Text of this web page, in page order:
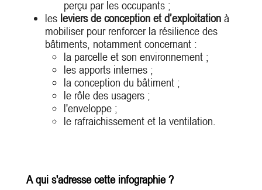
perçu par les occupants ;
les leviers de conception et d’exploitationà
mobiliser pour renforcer la résilience des
bâtiments, notamment concernant :
la parcelle et son environnement ;
les apports internes ;
la conception du bâtiment ;
le rôle des usagers ;
l'enveloppe ;
le rafraichissement et la ventilation.
A qui s'adresse cette infographie ?